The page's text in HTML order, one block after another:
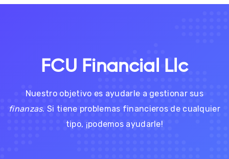
FCU Financial Llc
Nuestro objetivo es ayudarle a gestionar sus
finanzas. Si tiene problemas financieros de cualquier
tipo, ¡podemos ayudarle!